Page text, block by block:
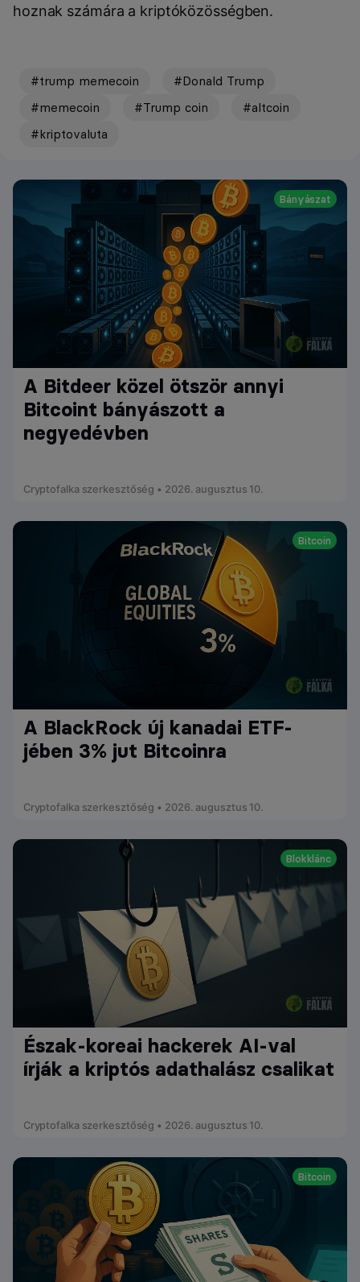
hoznak számára a kriptóközösségben.
#trump memecoin
#Donald Trump
#memecoin
#Trump coin
#altcoin
#kriptovaluta
Bányászat
A Bitdeer közel ötször annyi
Bitcoint bányászott a
negyedévben
Cryptofalka szerkesztőség • 2026. augusztus 10.
Bitcoin
A BlackRock új kanadai ETF-
jében 3% jut Bitcoinra
Cryptofalka szerkesztőség • 2026. augusztus 10.
Blokklánc
Észak-koreai hackerek AI-val
írják a kriptós adathalász csalikat
Cryptofalka szerkesztőség • 2026. augusztus 10.
Bitcoin